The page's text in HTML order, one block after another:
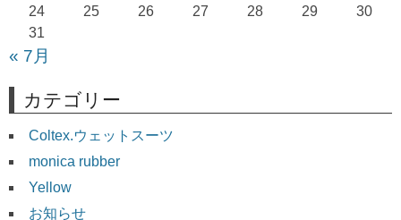
24
25 26 27 28 29
30
31
« 7月
カテゴリー
Coltex.ウェットスーツ
monica rubber
Yellow
お知らせ